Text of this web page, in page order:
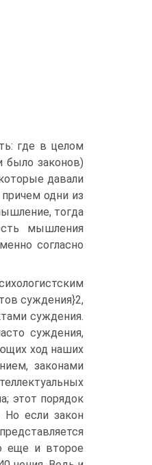
где в целом
было законов)
давали
одни из
тогда
мышления
согласно
суждения}2,
суждения.
суждения,
ход наших
законами
этот порядок
если закон
еще и второе